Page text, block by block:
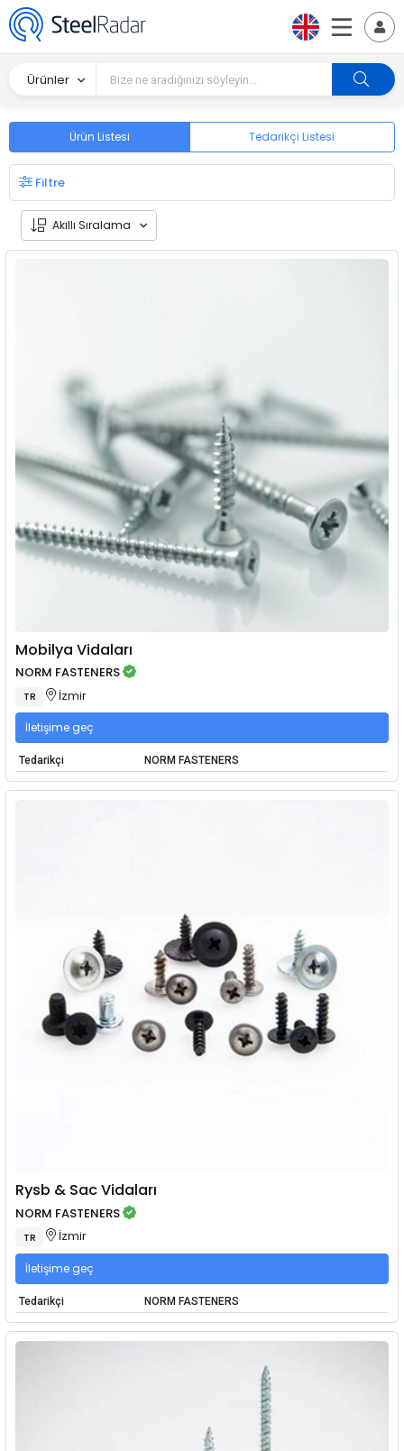
Ürünler
Ürün Listesi Tedarikçi Listesi
Filtre
Akıllı Sıralama
Mobilya Vidaları
NORM FASTENERS
TR İzmir
İletişime geç
Tedarikçi NORM FASTENERS
Rysb & Sac Vidaları
NORM FASTENERS
TR İzmir
İletişime geç
Tedarikçi NORM FASTENERS